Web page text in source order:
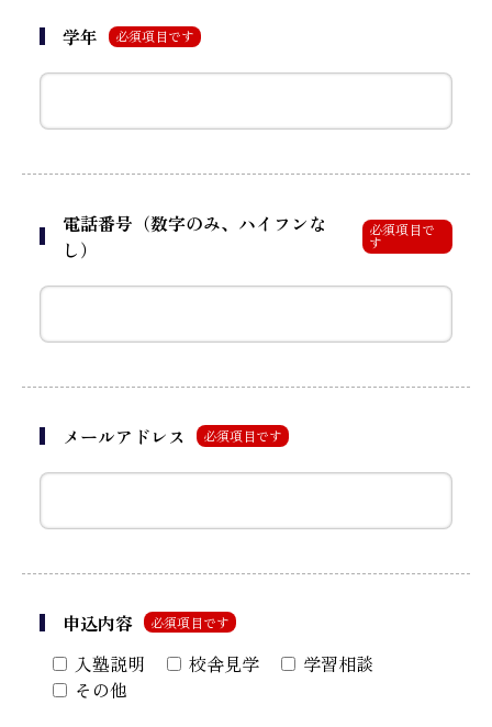
学年 必須項目です
電話番号（数字のみ、ハイフンな
し）
必須項目で
す
メールアドレス 必須項目です
申込内容 必須項目です
入塾説明 校舎見学
学習相談
その他